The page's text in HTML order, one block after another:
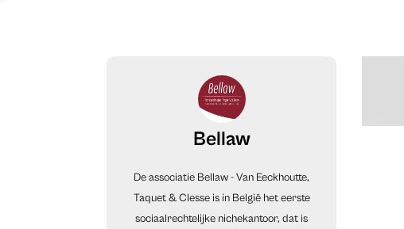
Bellaw
De associatie Bellaw - Van Eeckhoutte,
Taquet & Clesse is in België het eerste
sociaalrechtelijke nichekantoor, dat is